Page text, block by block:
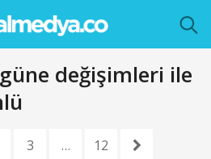
değişimleri ile
3 … 12